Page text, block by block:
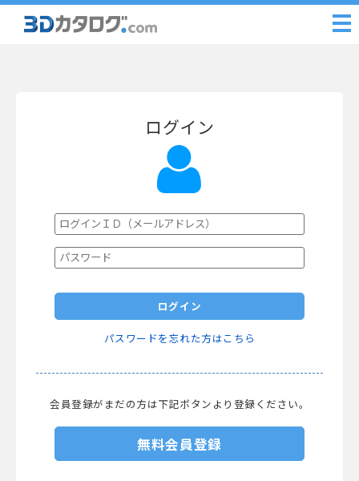
ログイン
ログイン
パスワードを忘れた方はこちら
会員登録がまだの方は下記ボタンより登録ください。
無料会員登録